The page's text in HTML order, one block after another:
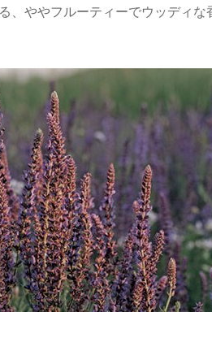
、ややフルーティーでウッディな
香り。